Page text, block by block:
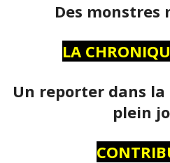
Des monstres
LA
Un reporter dans
plein